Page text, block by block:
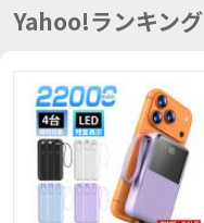
Yahoo!ランキング